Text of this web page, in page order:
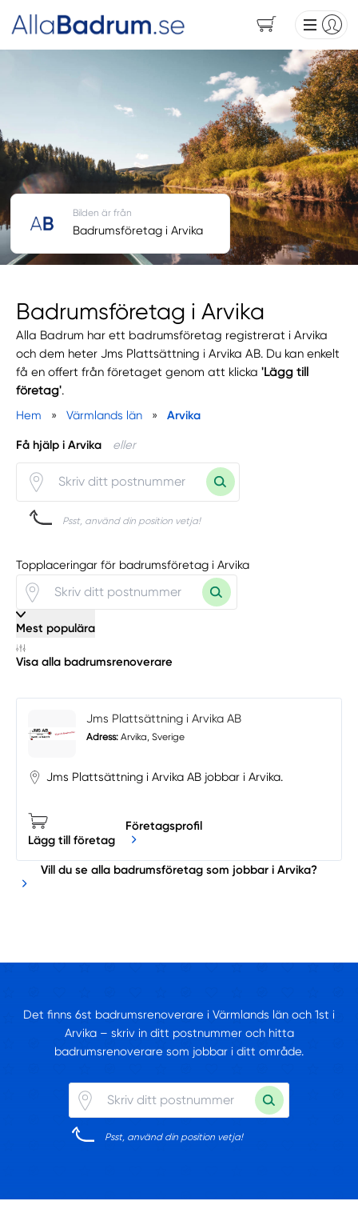
Badrumsföretag i Arvika
Alla Badrum har ett badrumsföretag registrerat i Arvika
och dem heter Jms Plattsättning i Arvika AB. Du kan enkelt
få en offert från företaget genom att klicka'Lägg till
företag'.
Hem
» Värmlands län » Arvika
Få hjälp i Arvika eller
Psst, använd din position vetja!
Bilden är från
Badrumsföretag i Arvika
Topplaceringar för badrumsföretag i Arvika
Mest populära
Visa alla badrumsrenoverare
Jms Plattsättning i Arvika AB
Adress: Arvika, Sverige
Jms Plattsättning i Arvika AB jobbar i Arvika.
Lägg till företag
Företagsprofil
Vill du se alla badrumsföretag som jobbar i Arvika?
Det finns 6st badrumsrenoverare i Värmlands län och 1st i
Arvika – skriv in ditt postnummer och hitta
badrumsrenoverare som jobbar i ditt område.
Psst, använd din position vetja!